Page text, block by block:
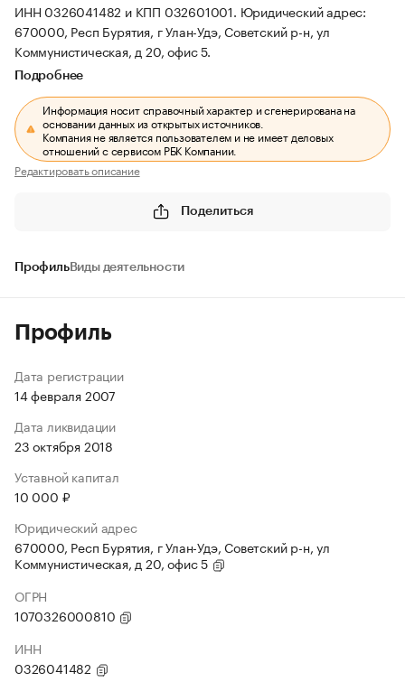
ИНН 0326041482 и КПП 032601001. Юридический адрес:
670000, Респ Бурятия, г Улан-Удэ, Советский р-н, ул
Коммунистическая, д 20, офис 5.
Подробнее
Информация носит справочный характер и сгенерирована на
основании данных из открытых источников.
Компания не является пользователем и не имеет деловых
отношений с сервисом РБК Компании.
Редактировать описание
Поделиться
ПрофильВиды деятельности
Профиль
Дата регистрации
14 февраля 2007
Дата ликвидации
23 октября 2018
Уставной капитал
10 000 ₽
Юридический адрес
670000, Респ Бурятия, г Улан-Удэ, Советский р-н, ул
Коммунистическая, д 20, офис 5
ОГРН
1070326000810
ИНН
0326041482